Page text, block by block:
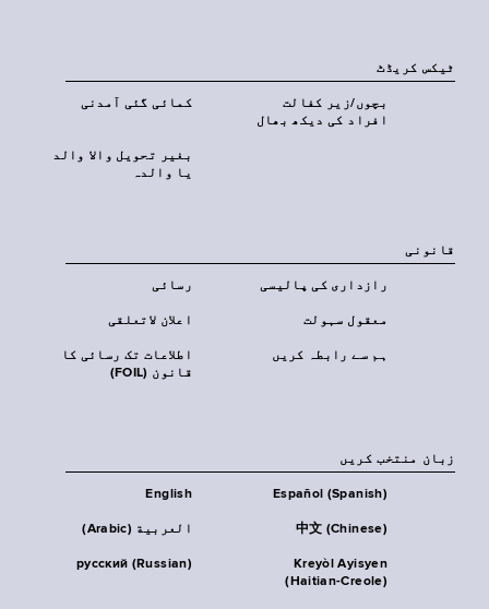
ٹیکس کریڈٹ
کمائی گئی آمدنی
بچوں/زیر کفالت
افراد کی دیکھ بھال
بغیر تحویل والا والد
یا والدہ
قانونی
رسائی رازداری کی پالیسی
اعلان لاتعلقی معقول سہولت
اطلاعات تک رسائی کا
قانون (FOIL)
ہم سے رابطہ کریں
زبان منتخب کریں
English Español (Spanish)
العربية (Arabic) 中文 (Chinese)
русский (Russian)
Kreyòl Ayisyen
(Haitian-Creole)